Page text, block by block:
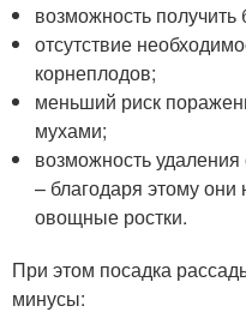
возможность
отсутствие
корнеплодов;
меньший риск
мухами;
возможность удаления
– благодаря этому
овощные ростки.
При этом посадка
минусы: